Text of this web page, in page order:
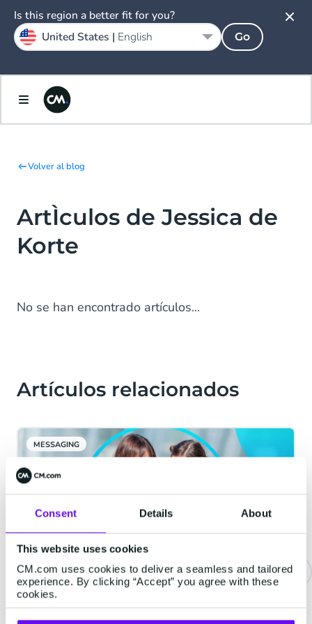
Consent Details About
This website uses cookies
CM.com uses cookies to deliver a seamless and tailored
experience. By clicking “Accept” you agree with these
cookies.
Volver al blog
ArtÌculos de Jessica de
Korte
No se han encontrado artículos...
Artículos relacionados
MESSAGING
Nombres de usuario de
WhatsApp para empresas: lo que
Is this region a better fit for you?
United States | English Go